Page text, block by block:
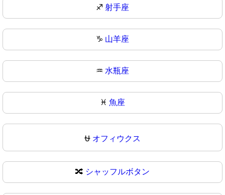
♐ 射手座
♑ 山羊座
♒ 水瓶座
♓ 魚座
⛎ オフィウクス
🔀 シャッフルボタン